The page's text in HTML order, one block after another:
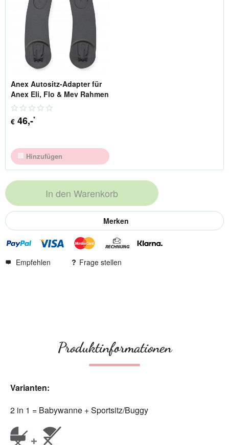
Anex Autositz-Adapter für
Anex Eli, Flo & Mev Rahmen
€ 46,-*
Hinzufügen
In den Warenkorb
Merken
Empfehlen Frage stellen
Produktinformationen
Varianten:
2 in 1 = Babywanne + Sportsitz/Buggy